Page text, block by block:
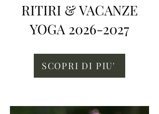
RITIRI & VACANZE
YOGA 2026-2027
SCOPRI DI PIU'